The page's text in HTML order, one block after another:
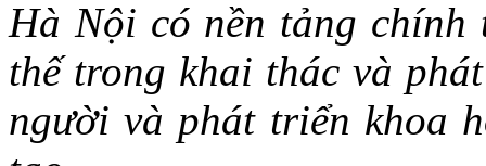
Hà Nội có nền tảng
thế trong khai thác và
người và phát triển khoa